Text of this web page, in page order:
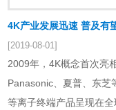
4K产业发展迅速 普及有
[2019-08-01]
2009年，4K概念首次亮
Panasonic、夏普、东芝
等离子终端产品呈现在